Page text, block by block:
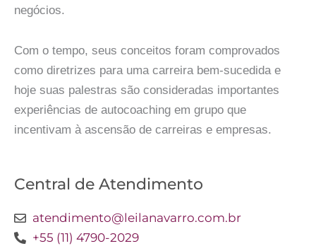
negócios.
Com o tempo, seus conceitos foram comprovados
como diretrizes para uma carreira bem-sucedida e
hoje suas palestras são consideradas importantes
experiências de autocoaching em grupo que
incentivam à ascensão de carreiras e empresas.
Central de Atendimento
atendimento@leilanavarro.com.br
+55 (11) 4790-2029